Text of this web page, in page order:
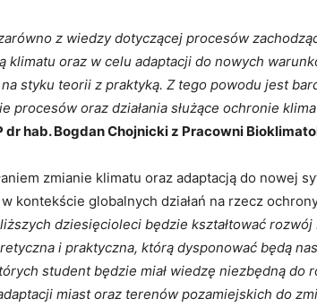
z wiedzy dotyczącej procesów
klimatu oraz w celu adaptacji do nowych
styku teorii z praktyką. Z tego powodu jest
procesów oraz działania służące ochronie
hab. Bogdan Chojnicki z Pracowni
zmianie klimatu oraz adaptacją do nowej
kontekście globalnych działań na rzecz
dziesięcioleci będzie kształtować
i praktyczna, którą dysponować będą
student będzie miał wiedzę niezbędną do
miast oraz terenów pozamiejskich do